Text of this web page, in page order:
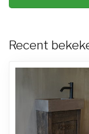
Recent